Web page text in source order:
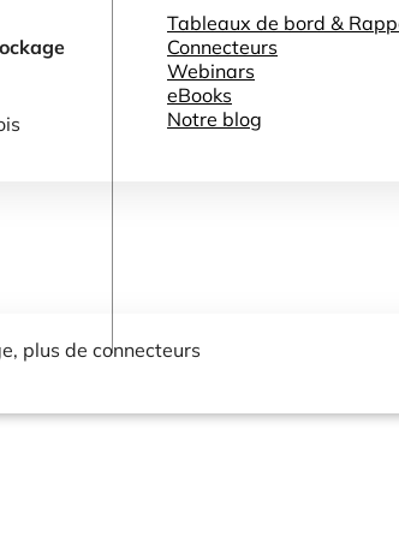
Tableaux de bord &
Connecteurs
Webinars
eBooks
Notre blog
plus de connecteurs